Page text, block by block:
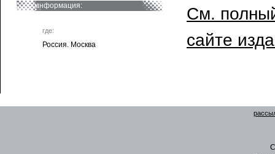
информация:
где:
Россия. Москва
См.
сайте